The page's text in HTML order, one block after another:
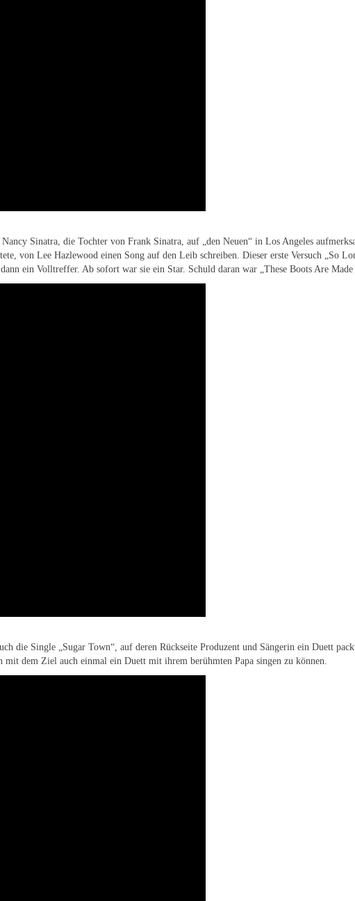
Sinatra, die Tochter von Frank Sinatra, auf „den Neuen“ in Los Angeles
von Lee Hazlewood einen Song auf den Leib schreiben. Dieser erste Versuch „So
ein Volltreffer. Ab sofort war sie ein Star. Schuld daran war „These Boots Are Made
die Single „Sugar Town“, auf deren Rückseite Produzent und Sängerin ein Duett
dem Ziel auch einmal ein Duett mit ihrem berühmten Papa singen zu können.